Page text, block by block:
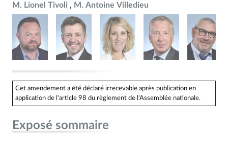
M. Lionel Tivoli
M. Antoine Villedieu
Cet amendement a été déclaré irrecevable après publication en
application de l'article 98 du règlement de l'Assemblée nationale.
Exposé sommaire